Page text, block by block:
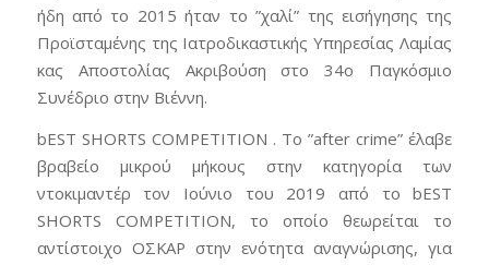
ήδη από το 2015 ήταν το ”χαλί” της εισήγησης της
Προϊσταμένης της Ιατροδικαστικής Υπηρεσίας Λαμίας
κας Αποστολίας Ακριβούση στο 34ο Παγκόσμιο
Συνέδριο στην Βιέννη.
bEST SHORTS COMPETITION . Το ”after crime” έλαβε
βραβείο μικρού μήκους στην κατηγορία των
ντοκιμαντέρ τον Ιούνιο του 2019 από το bEST
SHORTS COMPETITION, το οποίο θεωρείται το
αντίστοιχο ΟΣΚΑΡ στην ενότητα αναγνώρισης, για